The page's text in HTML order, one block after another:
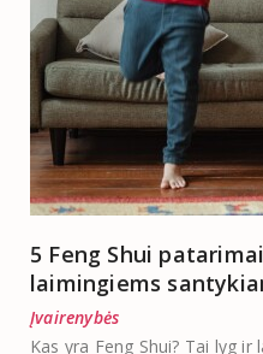
5 Feng Shui
laimingiems
Įvairenybės
Kas yra Feng Shui? Tai lyg